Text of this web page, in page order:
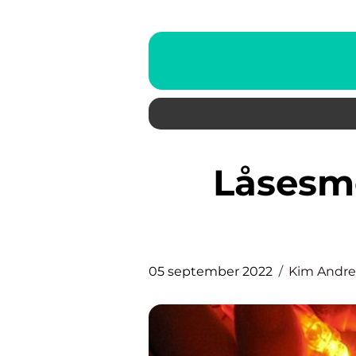
Låsesmed for private og
05 september 2022 Kim